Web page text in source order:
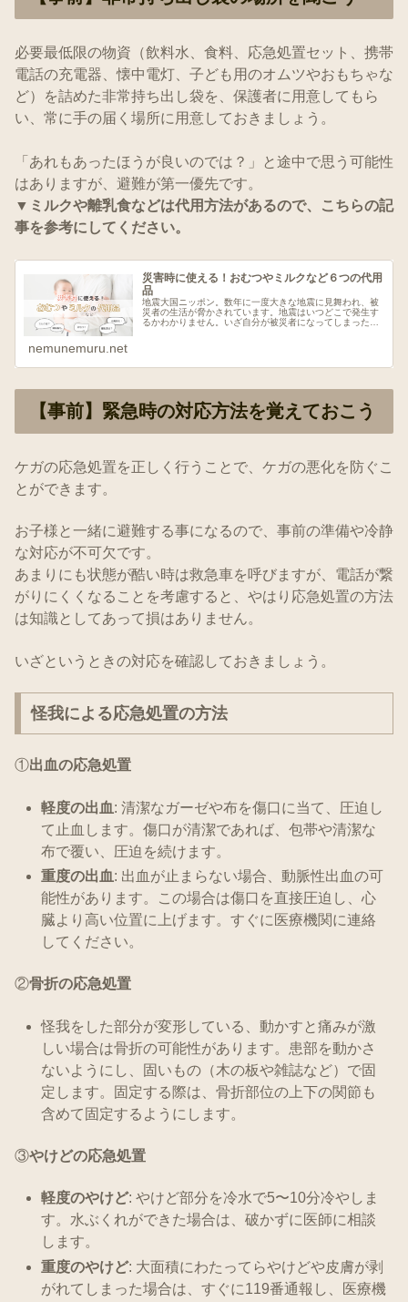
必要最低限の物資（飲料水、食料、応急処置セット、携帯
電話の充電器、懐中電灯、子ども用のオムツやおもちゃな
ど）を詰めた非常持ち出し袋を、保護者に用意してもら
い、常に手の届く場所に用意しておきましょう。
「あれもあったほうが良いのでは？」と途中で思う可能性
はありますが、避難が第一優先です。
▼ ミルクや離乳食などは代用方法があるので、こちらの記
事を参考にしてください。
災害時に使える！おむつやミルクなど６つの代用
品
地震大国ニッポン。数年に一度大きな地震に見舞われ、被
災者の生活が脅かされています。地震はいつどこで発生す
るかわかりません。いざ自分が被災者になってしまった
nemunemuru.net
【事前】緊急時の対応方法を覚えておこう
ケガの応急処置を正しく行うことで、ケガの悪化を防ぐこ
とができます。
お子様と一緒に避難する事になるので、事前の準備や冷静
な対応が不可欠です。
あまりにも状態が酷い時は救急車を呼びますが、電話が繋
がりにくくなることを考慮すると、やはり応急処置の方法
は知識としてあって損はありません。
いざというときの対応を確認しておきましょう。
怪我による応急処置の方法
①出血の応急処置
軽度の出血: 清潔なガーゼや布を傷口に当て、圧迫し
て止血します。傷口が清潔であれば、包帯や清潔な
布で覆い、圧迫を続けます。
重度の出血: 出血が止まらない場合、動脈性出血の可
能性があります。この場合は傷口を直接圧迫し、心
臓より高い位置に上げます。すぐに医療機関に連絡
してください。
②骨折の応急処置
怪我をした部分が変形している、動かすと痛みが激
しい場合は骨折の可能性があります。患部を動かさ
ないようにし、固いもの（木の板や雑誌など）で固
定します。固定する際は、骨折部位の上下の関節も
含めて固定するようにします。
③やけどの応急処置
軽度のやけど: やけど部分を冷水で5〜10分冷やしま
す。水ぶくれができた場合は、破かずに医師に相談
します。
重度のやけど: 大面積にわたってらやけどや皮膚が剥
がれてしまった場合は、すぐに119番通報し、医療機